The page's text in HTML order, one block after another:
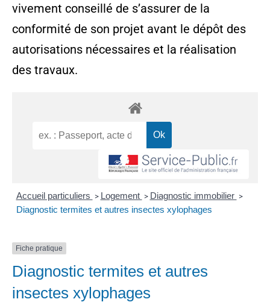
vivement conseillé de s’assurer de la
conformité de son projet avant le dépôt des
autorisations nécessaires et la réalisation
des travaux.
Accueil particuliers > Logement > Diagnostic immobilier >
Diagnostic termites et autres insectes xylophages
Fiche pratique
Diagnostic termites et autres
insectes xylophages